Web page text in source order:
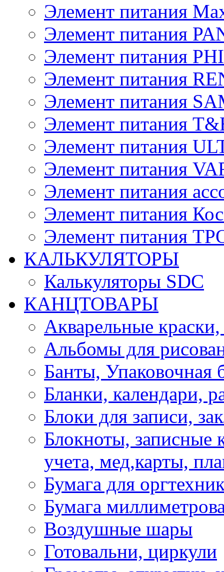
Элемент питания
Элемент питания
Элемент питания
Элемент питания
Элемент питания
Элемент питания
Элемент питания
Элемент питания
Элемент питания
Элемент питания
Элемент питания
КАЛЬКУЛЯТОРЫ
Калькуляторы SDC
КАНЦТОВАРЫ
Акварельные
Альбомы для
Банты, Упаковочная
Бланки, календари,
Блоки для записи,
Блокноты, записные
учета, мед,карты,
Бумага для
Бумага
Воздушные шары
Готовальни, циркули